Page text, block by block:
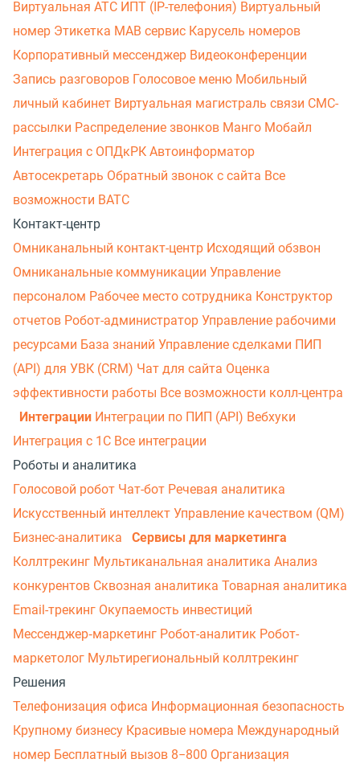
Виртуальная АТС ИПТ (IP-телефония) Виртуальный
номер Этикетка МАВ сервис Карусель номеров
Корпоративный мессенджер Видеоконференции
Запись разговоров Голосовое меню Мобильный
личный кабинет Виртуальная магистраль связи СМС-
рассылки Распределение звонков Манго Мобайл
Интеграция с ОПДкРК Автоинформатор
Автосекретарь Обратный звонок с сайта Все
возможности ВАТС
Контакт-центр
Омниканальный контакт-центр Исходящий обзвон
Омниканальные коммуникации Управление
персоналом Рабочее место сотрудника Конструктор
отчетов Робот-администратор Управление рабочими
ресурсами База знаний Управление сделками ПИП
(API) для УВК (CRM) Чат для сайта Оценка
эффективности работы Все возможности колл-центра
Интеграции Интеграции по ПИП (API) Вебхуки
Интеграция с 1С Все интеграции
Роботы и аналитика
Голосовой робот Чат-бот Речевая аналитика
Искусственный интеллект Управление качеством (QM)
Бизнес-аналитика
Сервисы для маркетинга
Коллтрекинг Мультиканальная аналитика Анализ
конкурентов Сквозная аналитика Товарная аналитика
Email-трекинг Окупаемость инвестиций
Мессенджер‑маркетинг Робот-аналитик Робот-
маркетолог Мультирегиональный коллтрекинг
Решения
Телефонизация офиса Информационная безопасность
Крупному бизнесу Красивые номера Международный
номер Бесплатный вызов 8−800 Организация